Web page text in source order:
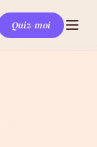
Quiz-moi